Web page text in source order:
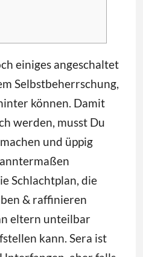
einiges angeschaltet
Selbstbeherrschung,
können. Damit
werden, musst Du
und üppig
Schlachtplan, die
& raffinieren
eltern unteilbar
kann. Sera ist